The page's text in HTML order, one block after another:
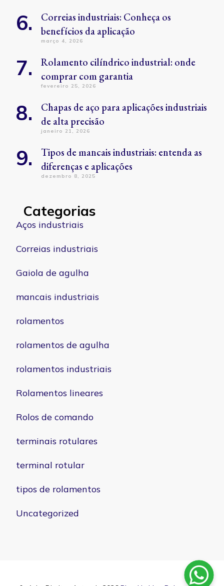
Correias industriais: Conheça os
benefícios da aplicação
março 4, 2026
Rolamento cilíndrico industrial: onde
comprar com garantia
fevereiro 25, 2026
Chapas de aço para aplicações industriais
de alta precisão
janeiro 21, 2026
Tipos de mancais industriais: entenda as
diferenças e aplicações
dezembro 8, 2025
Categorias
Aços industriais
Correias industriais
Gaiola de agulha
mancais industriais
rolamentos
rolamentos de agulha
rolamentos industriais
Rolamentos lineares
Rolos de comando
terminais rotulares
terminal rotular
tipos de rolamentos
Uncategorized